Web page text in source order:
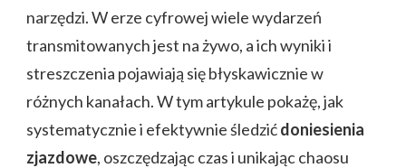
narzędzi. W erze cyfrowej wiele wydarzeń
transmitowanych jest na żywo, a ich wyniki i
streszczenia pojawiają się błyskawicznie w
różnych kanałach. W tym artykule pokażę, jak
systematycznie i efektywnie śledzićdoniesienia
zjazdowe, oszczędzając czas i unikając chaosu